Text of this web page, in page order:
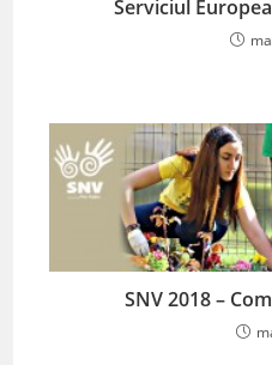
Serviciul
SNV 2018 –